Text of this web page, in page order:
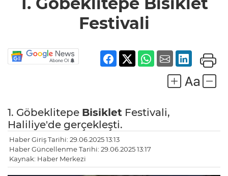
Festivali
1. Göbeklitepe Bisiklet Festivali,
Haliliye'de gerçekleşti.
Haber Giriş Tarihi: 29.06.2025 13:13
Haber Güncellenme Tarihi: 29.06.2025 13:17
Kaynak: Haber Merkezi